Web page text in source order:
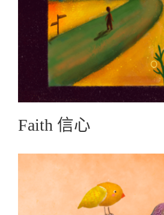
Faith 信心